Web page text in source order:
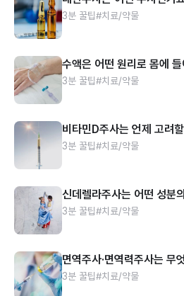
3분 꿀팁#치료/약물
수액은 어떤 원리로 몸에
3분 꿀팁#치료/약물
비타민D주사는 언제 고려
3분 꿀팁#치료/약물
신데렐라주사는 어떤 성분
3분 꿀팁#치료/약물
면역주사·면역력주사는 무
3분 꿀팁#치료/약물